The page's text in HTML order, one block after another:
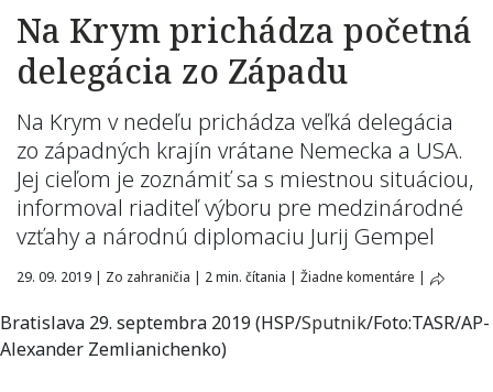
Na Krym prichádza početná
delegácia zo Západu
Na Krym v nedeľu prichádza veľká delegácia
zo západných krajín vrátane Nemecka a USA.
Jej cieľom je zoznámiť sa s miestnou situáciou,
informoval riaditeľ výboru pre medzinárodné
vzťahy a národnú diplomaciu Jurij Gempel
29. 09. 2019 | Zo zahraničia | 2 min. čítania | Žiadne komentáre |
Bratislava 29. septembra 2019 (HSP/Sputnik/Foto:TASR/AP-
Alexander Zemlianichenko)